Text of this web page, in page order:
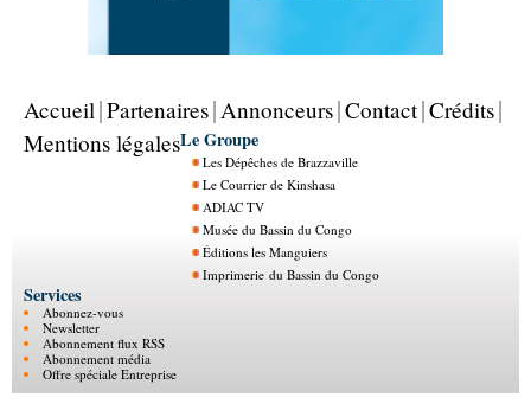
Accueil Partenaires Annonceurs Contact Crédits
Mentions légalesLe Groupe
Les Dépêches de Brazzaville
Le Courrier de Kinshasa
ADIAC TV
Musée du Bassin du Congo
Éditions les Manguiers
Imprimerie du Bassin du Congo
Services
Abonnez-vous
Newsletter
Abonnement flux RSS
Abonnement média
Offre spéciale Entreprise